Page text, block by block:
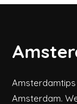
Amsterdam.